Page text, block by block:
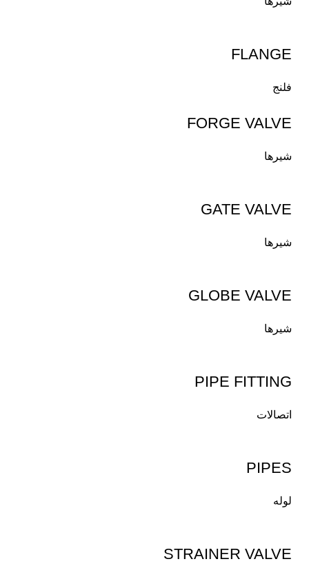
FLANGE
فلنج
FORGE VALVE
شیرها
GATE VALVE
شیرها
GLOBE VALVE
شیرها
PIPE FITTING
اتصالات
PIPES
لوله
STRAINER VALVE